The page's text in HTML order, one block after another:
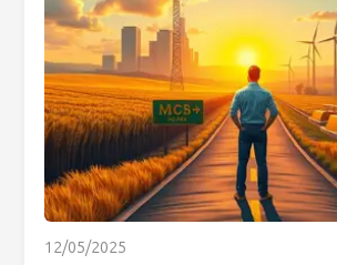
12/05/2025